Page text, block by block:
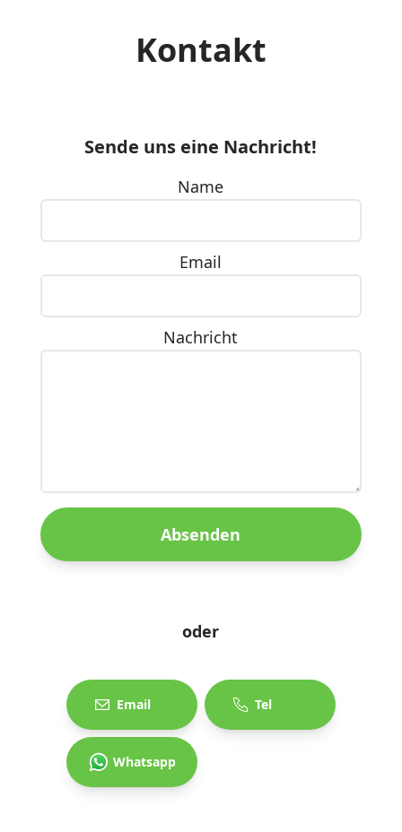
Kontakt
Sende uns eine Nachricht!
Name
Email
Nachricht
Absenden
oder
Email Tel
Whatsapp